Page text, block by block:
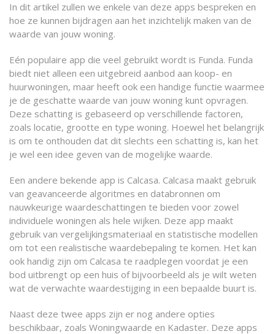
In dit artikel zullen we enkele van deze apps bespreken en
hoe ze kunnen bijdragen aan het inzichtelijk maken van de
waarde van jouw woning.
Eén populaire app die veel gebruikt wordt is Funda. Funda
biedt niet alleen een uitgebreid aanbod aan koop- en
huurwoningen, maar heeft ook een handige functie waarmee
je de geschatte waarde van jouw woning kunt opvragen.
Deze schatting is gebaseerd op verschillende factoren,
zoals locatie, grootte en type woning. Hoewel het belangrijk
is om te onthouden dat dit slechts een schatting is, kan het
je wel een idee geven van de mogelijke waarde.
Een andere bekende app is Calcasa. Calcasa maakt gebruik
van geavanceerde algoritmes en databronnen om
nauwkeurige waardeschattingen te bieden voor zowel
individuele woningen als hele wijken. Deze app maakt
gebruik van vergelijkingsmateriaal en statistische modellen
om tot een realistische waardebepaling te komen. Het kan
ook handig zijn om Calcasa te raadplegen voordat je een
bod uitbrengt op een huis of bijvoorbeeld als je wilt weten
wat de verwachte waardestijging in een bepaalde buurt is.
Naast deze twee apps zijn er nog andere opties
beschikbaar, zoals Woningwaarde en Kadaster. Deze apps